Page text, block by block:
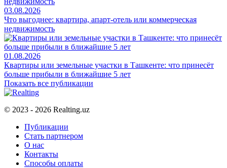
03.08.2026
Что выгоднее: квартира, апарт-отель или коммерческая
недвижимость
01.08.2026
Квартиры или земельные участки в Ташкенте: что принесёт
больше прибыли в ближайшие 5 лет
Показать все публикации
© 2023 - 2026 Realting.uz
Публикации
Стать партнером
О нас
Контакты
Способы оплаты